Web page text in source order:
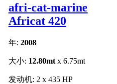
afri-cat-marine
Africat 420
年: 2008
大小: 12.80mt x 6.75mt
发动机: 2 x 435 HP